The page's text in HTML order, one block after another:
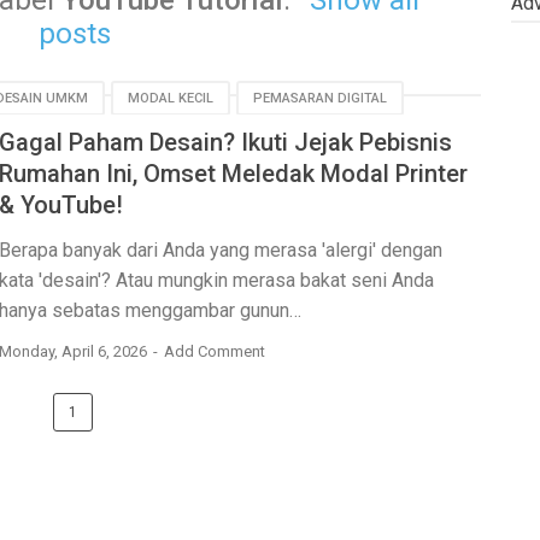
posts
UMKM MODAL KECIL PEMASARAN DIGITAL
TUTORIAL
Gagal Paham Desain? Ikuti Jejak Pebisnis
Rumahan Ini, Omset Meledak Modal Printer
& YouTube!
Berapa banyak dari Anda yang merasa 'alergi' dengan
kata 'desain'? Atau mungkin merasa bakat seni Anda
hanya sebatas menggambar gunun…
Monday, April 6, 2026 Add Comment
1